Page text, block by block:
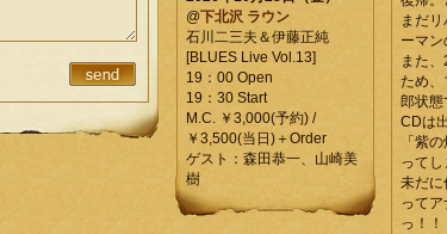
@下北沢 ラウン
石川二三夫＆伊藤正純
[BLUES Live Vol.13]
19：00 Open
19：30 Start
M.C. ￥3,000(予約) /
￥3,500(当日)＋Order
ゲスト：森田恭一、山崎美
樹
まだ
ーマン
また
ため、
郎状態
CDは
「紫
ってし
未だに
って
っ！！